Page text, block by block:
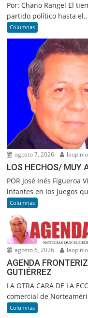
Por: Chano Rangel El
partido político hasta
Columnas
agosto 7, 2026
LOS HECHOS/ MUY
POR José Inés Figueroa
infantes en los juegos
Columnas
agosto 6, 2026
AGENDA
GUTIÉRREZ
LA OTRA CARA DE LA
comercial de
Columnas